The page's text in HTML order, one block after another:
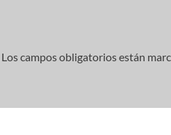
Los campos obligatorios están